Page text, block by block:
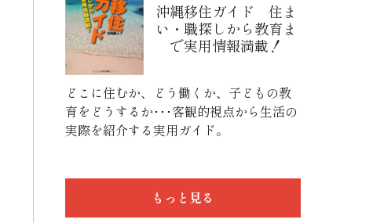
沖縄移住ガイド 住ま
い・職探しから教育ま
で実用情報満載！
どこに住むか、どう働くか、子どもの教
育をどうするか･･･客観的視点から生活の
実際を紹介する実用ガイド。
もっと見る